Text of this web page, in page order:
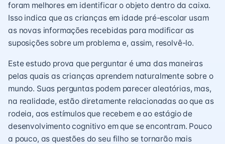
foram melhores em identificar o objeto dentro da caixa.
Isso indica que as crianças em idade pré-escolar usam
as novas informações recebidas para modificar as
suposições sobre um problema e, assim, resolvê-lo.
Este estudo prova que perguntar é uma das maneiras
pelas quais as crianças aprendem naturalmente sobre o
mundo. Suas perguntas podem parecer aleatórias, mas,
na realidade, estão diretamente relacionadas ao que as
rodeia, aos estímulos que recebem e ao estágio de
desenvolvimento cognitivo em que se encontram. Pouco
a pouco, as questões do seu filho se tornarão mais